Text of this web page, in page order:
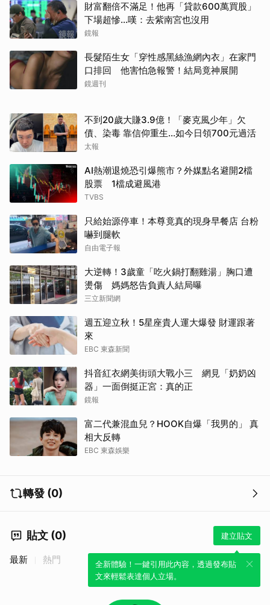
財富翻倍不滿足！他再「貸款600萬買股」
下場超慘...嘆：去紫南宮也沒用
鏡報
長髮陌生女「穿性感黑絲漁網內衣」在家門
口排回 他害怕急報警！結局竟神展開
鏡週刊
不到20歲大賺3.9億！「麥克風少年」欠
債、染毒 靠信仰重生...如今日領700元過活
太報
AI熱潮退燒恐引爆熊市？外媒點名避開2檔
股票 1檔成避風港
TVBS
只給始源停車！本尊竟真的現身早餐店 台粉
嚇到腿軟
自由電子報
大逆轉！3歲童「吃火鍋打翻雞湯」胸口遭
燙傷 媽媽怒告負責人結局曝
三立新聞網
週五迎立秋！5星座貴人運大爆發 財運跟著
來
EBC 東森新聞
抖音紅衣網美街頭大戰小三 網見「奶奶凶
器」一面倒挺正宮：真的正
鏡報
富二代兼混血兒？HOOK自爆「我男的」 真
相大反轉
EBC 東森娛樂
轉發 (0)
貼文 (0) 建立貼文
全新體驗！一鍵引用此內容，透過發布貼
文來輕鬆表達個人立場。
最新 熱門